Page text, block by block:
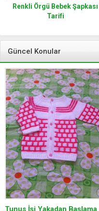
Renkli Örgü Bebek Şapkası
Tarifi
Güncel Konular
Tunus İşi Yakadan Başlama